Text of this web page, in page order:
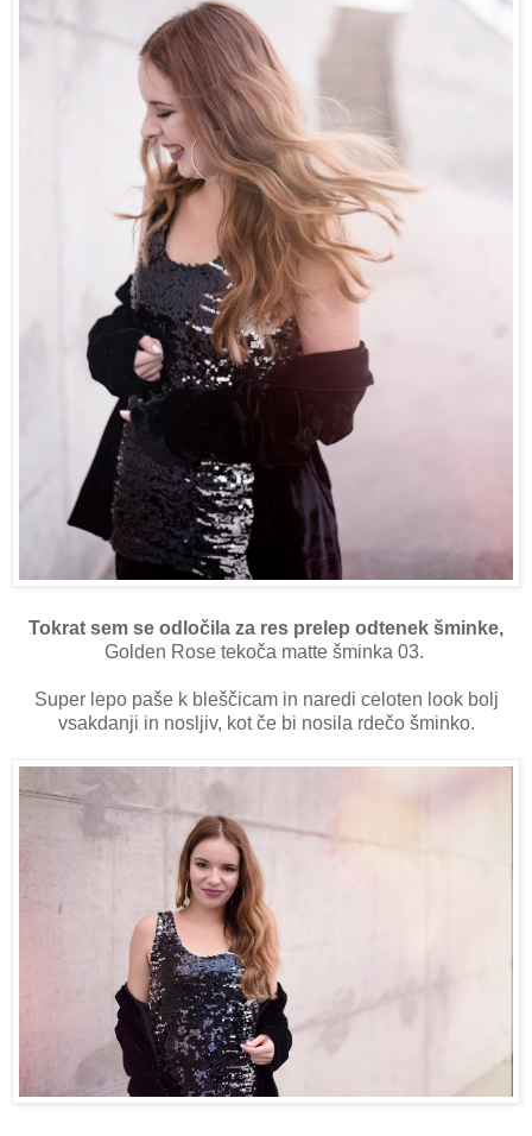
Tokrat sem se odločila za res prelep odtenek šminke,
Golden Rose tekoča matte šminka 03.
Super lepo paše k bleščicam in naredi celoten look bolj
vsakdanji in nosljiv, kot če bi nosila rdečo šminko.